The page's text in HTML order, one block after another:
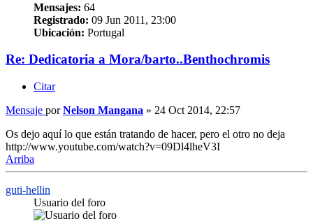
Mensajes: 64
Registrado: 09 Jun 2011, 23:00
Ubicación: Portugal
Re: Dedicatoria a Mora/barto..Benthochromis
Citar
Mensaje porNelson Mangana » 24 Oct 2014, 22:57
Os dejo aquí lo que están tratando de hacer, pero el otro no deja
http://www.youtube.com/watch?v=09Dl4lheV3I
Arriba
guti-hellin
Usuario del foro